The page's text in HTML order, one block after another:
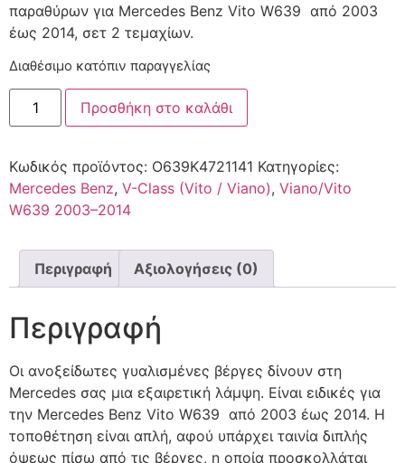
παραθύρων για Mercedes Benz Vito W639 από 2003
έως 2014, σετ 2 τεμαχίων.
Διαθέσιμο κατόπιν παραγγελίας
Προσθήκη στο καλάθι
Κωδικός προϊόντος: O639K4721141 Κατηγορίες:
Mercedes Benz, V-Class (Vito / Viano), Viano/Vito
W639 2003–2014
Περιγραφή Αξιολογήσεις (0)
Περιγραφή
Οι ανοξείδωτες γυαλισμένες βέργες δίνουν στη
Mercedes σας μια εξαιρετική λάμψη. Είναι ειδικές για
την Mercedes Benz Vito W639 από 2003 έως 2014. Η
τοποθέτηση είναι απλή, αφού υπάρχει ταινία διπλής
όψεως πίσω από τις βέργες, η οποία προσκολλάται